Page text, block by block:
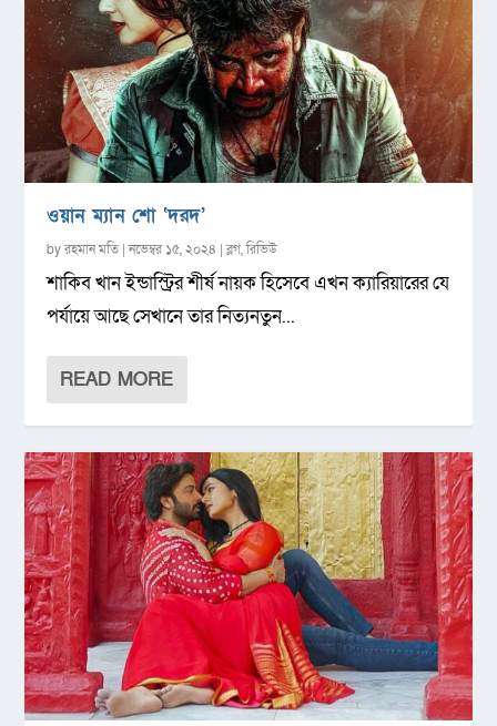
ওয়ান ম্যান শো ‘দরদ’
byরহমান মতি |নভেম্বর ১৫, ২০২৪ |ব্লগ,রিভিউ
শাকিব খান ইন্ডাস্ট্রির শীর্ষ নায়ক হিসেবে এখন ক্যারিয়ারের যে
পর্যায়ে আছে সেখানে তার নিত্যনতুন...
READ MORE